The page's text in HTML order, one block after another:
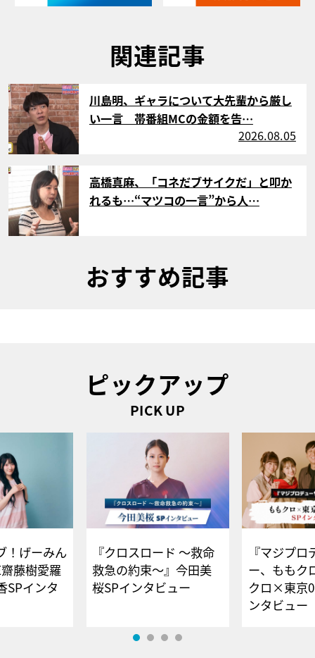
関連記事
サムネイル
川島明、ギャラについて大先輩から厳し
い一言 帯番組MCの金額を告…
2026.08.05
サムネイル
高橋真麻、「コネだブサイクだ」と叩か
れるも…“マツコの一言”から人…
おすすめ記事
ピックアップ
PICK UP
！げーみん
藤樹愛羅
SPインタ
『クロスロード ～救命
救急の約束～』今田美
桜SPインタビュー
『マジプロ
ー、ももク
クロ×東京
ンタビュー